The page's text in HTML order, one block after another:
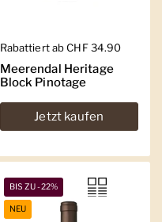
Regulärer Preis
Rabattiert ab CHF 34.90
Meerendal Heritage
Block Pinotage
Jetzt kaufen
BIS ZU -22%
NEU